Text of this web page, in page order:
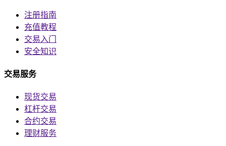
注册指南
充值教程
交易入门
安全知识
交易服务
现货交易
杠杆交易
合约交易
理财服务